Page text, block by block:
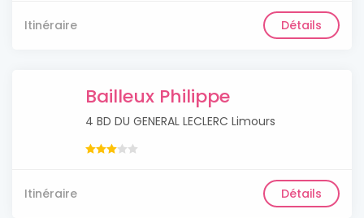
Itinéraire Détails
Bailleux Philippe
4 BD DU GENERAL LECLERC Limours
Itinéraire Détails